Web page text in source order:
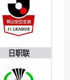
日职联